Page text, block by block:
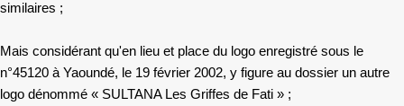
similaires ;
Mais considérant qu'en lieu et place du logo enregistré sous le
n°45120 à Yaoundé, le 19 février 2002, y figure au dossier un autre
logo dénommé « SULTANA Les Griffes de Fati » ;